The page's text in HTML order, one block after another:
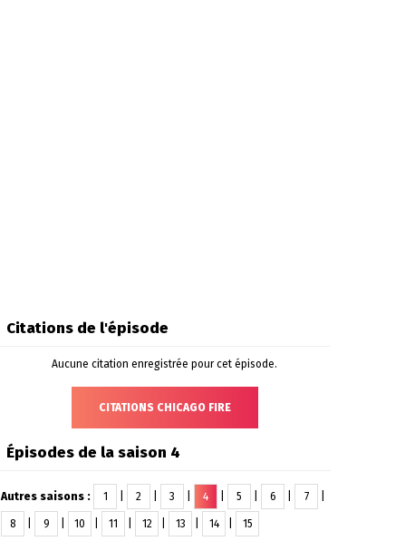
Citations de l'épisode
Aucune citation enregistrée pour cet épisode.
CITATIONS CHICAGO FIRE
Épisodes de la saison 4
Autres saisons : 1 2 3 4 5 6 7
8 9 10 11 12 13 14 15